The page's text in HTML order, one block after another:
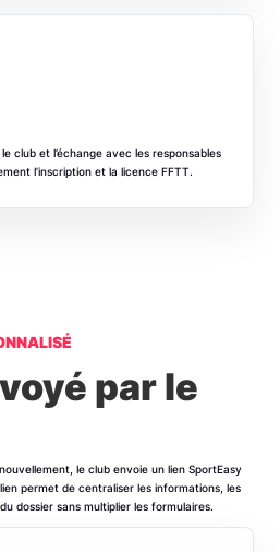
club et l’échange avec les responsables
l’inscription et la licence FFTT.
par le
le club envoie un lien SportEasy
permet de centraliser les informations, les
dossier sans multiplier les formulaires.